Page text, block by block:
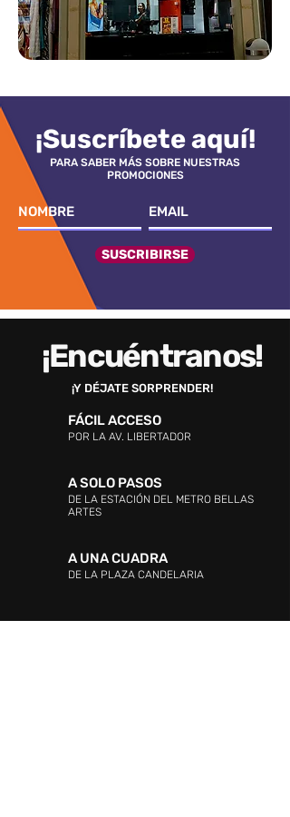
¡Suscríbete aquí!
PARA SABER MÁS SOBRE NUESTRAS
PROMOCIONES
SUSCRIBIRSE
¡Encuéntranos!
¡Y DÉJATE SORPRENDER!
FÁCIL ACCESO
POR LA AV. LIBERTADOR
A SOLO PASOS
DE LA ESTACIÓN DEL METRO BELLAS
ARTES
A UNA CUADRA
DE LA PLAZA CANDELARIA